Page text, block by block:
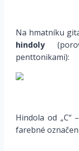
Na hmatníku
hindoly
penttonikami):
Hindola od „C“
farebné